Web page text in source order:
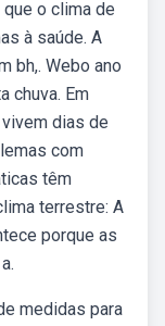
o clima de
à saúde. A
bh,. Webo ano
chuva. Em
dias de
com
têm
terrestre: A
porque as
medidas para